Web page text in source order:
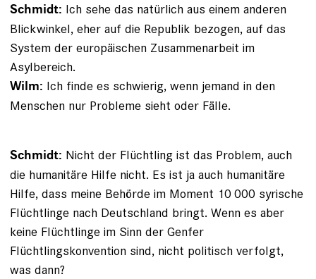
Schmidt: Ich sehe das natürlich aus einem anderen
Blickwinkel, eher auf die Republik bezogen, auf das
System der europäischen Zusammenarbeit im
Asylbereich.
Wilm: Ich finde es schwierig, wenn jemand in den
Menschen nur Probleme sieht oder Fälle.
Schmidt: Nicht der Flüchtling ist das Problem, auch
die humani­täre Hilfe nicht. Es ist ja auch humanitäre
Hilfe, dass meine Behörde im Moment 10 000 syrische
Flüchtlinge nach Deutschland bringt. Wenn es aber
keine Flüchtlinge im Sinn der Genfer
Flüchtlingskonvention sind, nicht politisch verfolgt,
was dann?